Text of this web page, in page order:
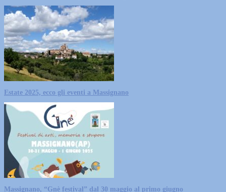
Estate 2025, ecco gli eventi a Massignano
Massignano, “Gnè festival” dal 30 maggio al primo giugno